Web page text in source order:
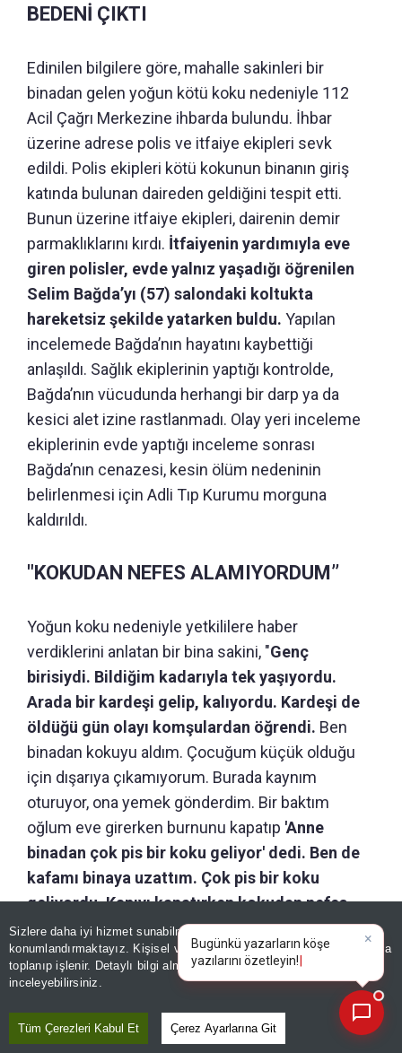
Sizlere daha iyi hizmet sunabilmek adına sitemizde
konumlandırmaktayız. Kişisel verileriniz, KVKK ve GDPR kapsamında
toplanıp işlenir. Detaylı bilgi almak içinAydınlatma Metnimizi
inceleyebilirsiniz.
Tüm Çerezleri Kabul Et Çerez Ayarlarına Git
BEDENİ ÇIKTI
Edinilen bilgilere göre, mahalle sakinleri bir
binadan gelen yoğun kötü koku nedeniyle 112
Acil Çağrı Merkezine ihbarda bulundu. İhbar
üzerine adrese polis ve itfaiye ekipleri sevk
edildi. Polis ekipleri kötü kokunun binanın giriş
katında bulunan daireden geldiğini tespit etti.
Bunun üzerine itfaiye ekipleri, dairenin demir
parmaklıklarını kırdı. İtfaiyenin yardımıyla eve
giren polisler, evde yalnız yaşadığı öğrenilen
Selim Bağda’yı (57) salondaki koltukta
hareketsiz şekilde yatarken buldu. Yapılan
incelemede Bağda’nın hayatını kaybettiği
anlaşıldı. Sağlık ekiplerinin yaptığı kontrolde,
Bağda’nın vücudunda herhangi bir darp ya da
kesici alet izine rastlanmadı. Olay yeri inceleme
ekiplerinin evde yaptığı inceleme sonrası
Bağda’nın cenazesi, kesin ölüm nedeninin
belirlenmesi için Adli Tıp Kurumu morguna
kaldırıldı.
"KOKUDAN NEFES ALAMIYORDUM’’
Yoğun koku nedeniyle yetkililere haber
verdiklerini anlatan bir bina sakini, "Genç
birisiydi. Bildiğim kadarıyla tek yaşıyordu.
Arada bir kardeşi gelip, kalıyordu. Kardeşi de
öldüğü gün olayı komşulardan öğrendi. Ben
binadan kokuyu aldım. Çocuğum küçük olduğu
için dışarıya çıkamıyorum. Burada kaynım
oturuyor, ona yemek gönderdim. Bir baktım
oğlum eve girerken burnunu kapatıp 'Anne
binadan çok pis bir koku geliyor' dedi. Ben de
kafamı binaya uzattım. Çok pis bir koku
geliyordu. Kapıyı kapatırken kokudan nefes
alamıyordum.Polis geldi, sonra itfaiye geldi,
sonra savcı geldi. Evde ölü bulunmuş. Çekyatın
üzerinde ölü bulunmuş diye duyduk’’ ifadelerini
×
Bugünkü yazarların köşe
yazılarını özetleyin!